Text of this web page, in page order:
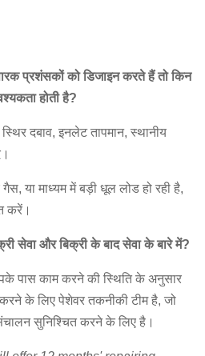
प्रशंसकों को डिजाइन करते हैं तो किन
होती है?
दबाव, इनलेट तापमान, स्थानीय
या माध्यम में बड़ी धूल लोड हो रही है,
करें।
सेवा और बिक्री के बाद सेवा के बारे में?
पास काम करने की स्थिति के अनुसार
के लिए पेशेवर तकनीकी टीम है, जो
सुनिश्चित करने के लिए है।